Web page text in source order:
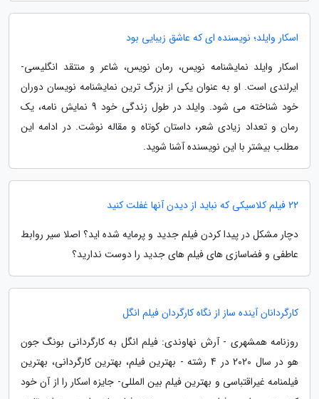
اسکار وایلد؛ نویسنده ای که عاشق زیبایی بود
اسکار وایلد نمایشنامه نویس، رمان نویس، شاعر و منتقد انگلیسی-
ایرلندی است. او به عنوان یکی از بزرگ ترین نمایشنامه نویسان دوران
خود شناخته می شود. وایلد در طول زندگی خود 9 نمایش نامه، یک
رمان و تعداد زیادی شعر، داستان کوتاه و مقاله نوشت. در ادامه این
مطلب بیشتر با این نویسنده آشنا شوید.
22 فیلم کلاسیکی که نباید از دیدن آنها غفلت کنید
دچار مشکل در پیدا کردن فیلم جدید و پرمایه شده اید؟ اصلا سیر روابط
عاطفی و فضاسازی های فیلم های جدید را دوست ندارید؟
کارگردانان آینده ساز از نگاه کارگردان فیلم انگل
روزنامه همشهری - آرش نهاوندی: فیلم انگل به کارگردانی بونگ جون
هو در سال 2020 در 4 رشته - بهترین فیلم، بهترین کارگردانی، بهترین
فیلمنامه غیراقتباسی و بهترین فیلم بین المللی- جایزه اسکار را از آن خود